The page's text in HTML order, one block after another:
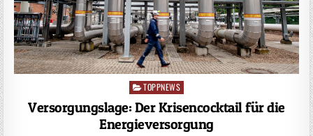
Posted
in
TOPPNEWS
Versorgungslage: Der Krisencocktail für die
Energieversorgung